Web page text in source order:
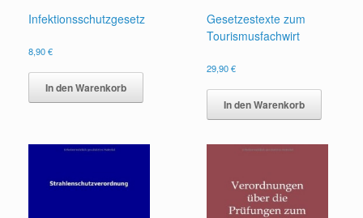
Infektionsschutzgesetz
8,90€
In den Warenkorb
Gesetzestexte zum
Tourismusfachwirt
29,90€
In den Warenkorb